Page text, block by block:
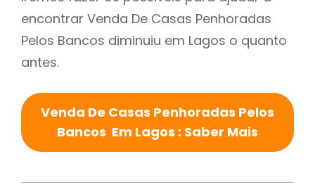
encontrar Venda De Casas Penhoradas
Pelos Bancos diminuiu em Lagos o quanto
antes.
Venda De Casas Penhoradas Pelos
Bancos Em Lagos : Saber Mais